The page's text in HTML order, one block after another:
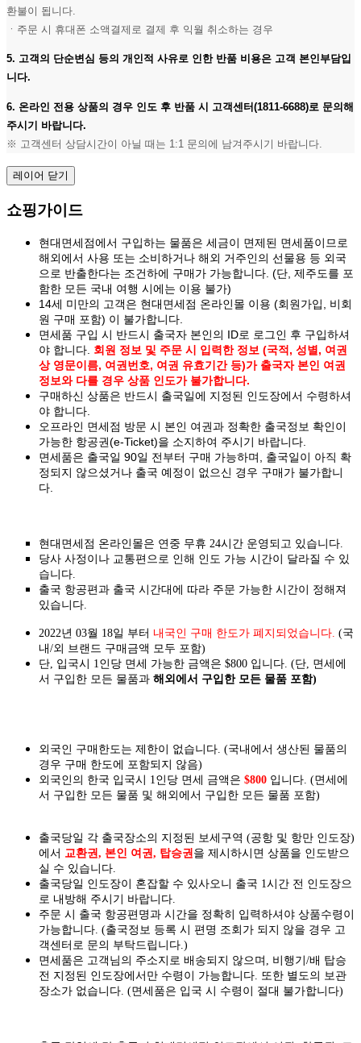
환불이 됩니다.
ㆍ주문 시 휴대폰 소액결제로 결제 후 익월 취소하는 경우
5. 고객의 단순변심 등의 개인적 사유로 인한 반품 비용은 고객 본인부담입
니다.
6. 온라인 전용 상품의 경우 인도 후 반품 시 고객센터(1811-6688)로 문의해
주시기 바랍니다.
※ 고객센터 상담시간이 아닐 때는 1:1 문의에 남겨주시기 바랍니다.
레이어 닫기
쇼핑가이드
현대면세점에서 구입하는 물품은 세금이 면제된 면세품이므로
해외에서 사용 또는 소비하거나 해외 거주인의 선물용 등 외국
으로 반출한다는 조건하에 구매가 가능합니다. (단, 제주도를 포
함한 모든 국내 여행 시에는 이용 불가)
14세 미만의 고객은 현대면세점 온라인몰 이용 (회원가입, 비회
원 구매 포함) 이 불가합니다.
면세품 구입 시 반드시 출국자 본인의 ID로 로그인 후 구입하셔
야 합니다. 회원 정보 및 주문 시 입력한 정보 (국적, 성별, 여권
상 영문이름, 여권번호, 여권 유효기간 등)가 출국자 본인 여권
정보와 다를 경우 상품 인도가 불가합니다.
구매하신 상품은 반드시 출국일에 지정된 인도장에서 수령하셔
야 합니다.
오프라인 면세점 방문 시 본인 여권과 정확한 출국정보 확인이
가능한 항공권(e-Ticket)을 소지하여 주시기 바랍니다.
면세품은 출국일 90일 전부터 구매 가능하며, 출국일이 아직 확
정되지 않으셨거나 출국 예정이 없으신 경우 구매가 불가합니
다.
현대면세점 온라인몰은 연중 무휴 24시간 운영되고 있습니다.
당사 사정이나 교통편으로 인해 인도 가능 시간이 달라질 수 있
습니다.
출국 항공편과 출국 시간대에 따라 주문 가능한 시간이 정해져
있습니다.
2022년 03월 18일 부터 내국인 구매 한도가 폐지되었습니다. (국
내/외 브랜드 구매금액 모두 포함)
단, 입국시 1인당 면세 가능한 금액은 $800 입니다. (단, 면세에
서 구입한 모든 물품과 해외에서 구입한 모든 물품 포함)
외국인 구매한도는 제한이 없습니다. (국내에서 생산된 물품의
경우 구매 한도에 포함되지 않음)
외국인의 한국 입국시 1인당 면세 금액은 $800 입니다. (면세에
서 구입한 모든 물품 및 해외에서 구입한 모든 물품 포함)
출국당일 각 출국장소의 지정된 보세구역 (공항 및 항만 인도장)
에서 교환권, 본인 여권, 탑승권을 제시하시면 상품을 인도받으
실 수 있습니다.
출국당일 인도장이 혼잡할 수 있사오니 출국 1시간 전 인도장으
로 내방해 주시기 바랍니다.
주문 시 출국 항공편명과 시간을 정확히 입력하셔야 상품수령이
가능합니다. (출국정보 등록 시 편명 조회가 되지 않을 경우 고
객센터로 문의 부탁드립니다.)
면세품은 고객님의 주소지로 배송되지 않으며, 비행기/배 탑승
전 지정된 인도장에서만 수령이 가능합니다. 또한 별도의 보관
장소가 없습니다. (면세품은 입국 시 수령이 절대 불가합니다)